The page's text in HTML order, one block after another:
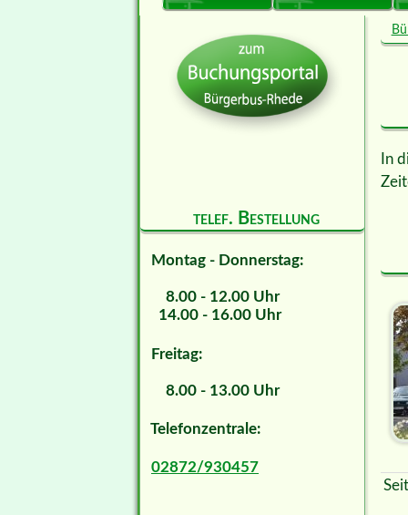
In
telef. Bestellung
Montag - Donnerstag:
8.00 - 12.00 Uhr
14.00 - 16.00 Uhr
Freitag:
8.00 - 13.00 Uhr
Telefonzentrale:
02872/930457